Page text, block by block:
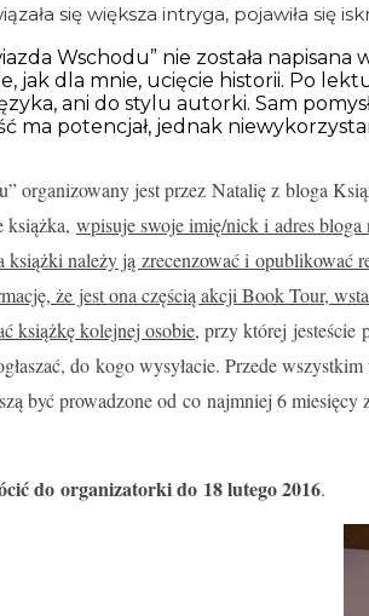
się większa intryga, pojawiła się
Wschodu” nie została
jak dla mnie, ucięcie historii. Po
ani do stylu autorki. Sam
ma potencjał, jednak
organizowany jest przez Natalię z bloga
książka, wpisuje swoje imię/nick i adres bloga
należy ją zrecenzować i opublikować
że jest ona częścią akcji Book Tour,
książkę kolejnej osobie, przy której jesteście
do kogo wysyłacie. Przede
być prowadzone od co najmniej 6
do organizatorki do 18 lutego 2016.